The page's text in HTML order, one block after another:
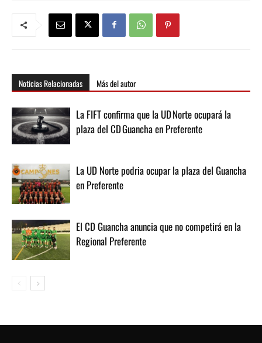
Noticias Relacionadas Más del autor
La FIFT confirma que la UD Norte ocupará la
plaza del CD Guancha en Preferente
La UD Norte podria ocupar la plaza del Guancha
en Preferente
El CD Guancha anuncia que no competirá en la
Regional Preferente